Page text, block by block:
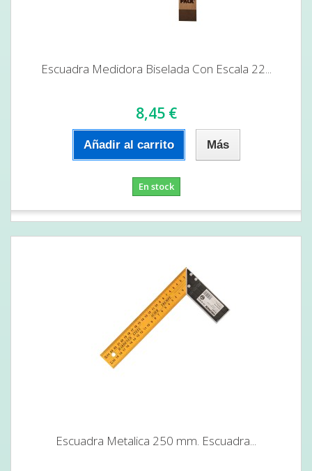
Escuadra Medidora Biselada Con Escala 22...
8,45 €
Añadir al carrito Más
En stock
Escuadra Metalica 250 mm. Escuadra...